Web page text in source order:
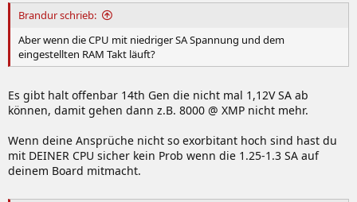
Brandur schrieb:
Aber wenn die CPU mit niedriger SA Spannung und dem
eingestellten RAM Takt läuft?
Es gibt halt offenbar 14th Gen die nicht mal 1,12V SA ab
können, damit gehen dann z.B. 8000 @ XMP nicht mehr.
Wenn deine Ansprüche nicht so exorbitant hoch sind hast du
mit DEINER CPU sicher kein Prob wenn die 1.25-1.3 SA auf
deinem Board mitmacht.